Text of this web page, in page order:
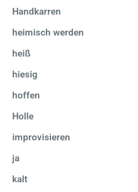
Handkarren
heimisch werden
heiß
hiesig
hoffen
Holle
improvisieren
ja
kalt